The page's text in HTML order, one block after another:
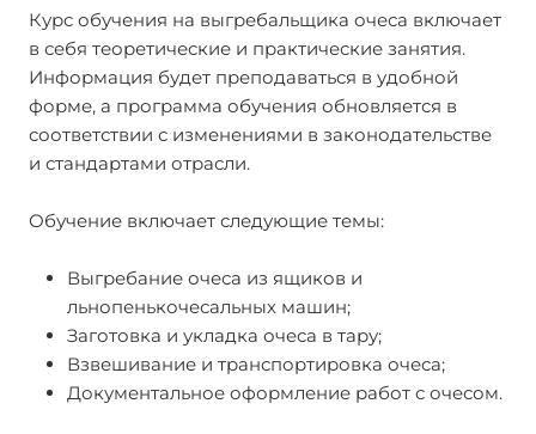
Курс обучения на выгребальщика очеса включает
в себя теоретические и практические занятия.
Информация будет преподаваться в удобной
форме, а программа обучения обновляется в
соответствии с изменениями в законодательстве
и стандартами отрасли.
Обучение включает следующие темы:
Выгребание очеса из ящиков и
льнопенькочесальных машин;
Заготовка и укладка очеса в тару;
Взвешивание и транспортировка очеса;
Документальное оформление работ с очесом.